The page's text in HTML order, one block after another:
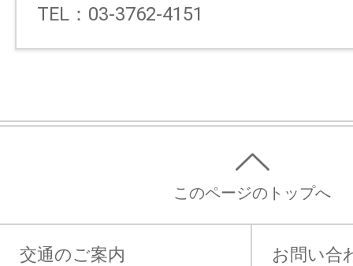
TEL：03-3762-4151
このページのトップへ
交通のご案内 お問い合